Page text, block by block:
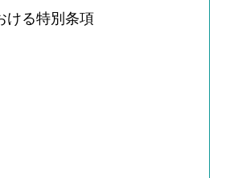
ける特別条項